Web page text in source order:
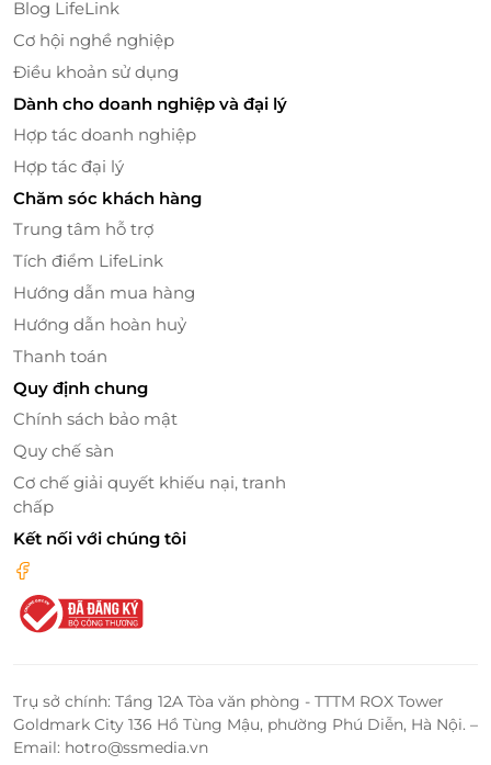
Thông tin rõ ràng, điều kiện sử dụng minh bạch.
Tổng đài hỗ trợ luôn sẵn sàng, giải đáp trong mọi
tình huống phát sinh.
Tặng quà chưa bao giờ dễ dàng đến thế
Bạn chỉ cần vài phút thao tác trên
trao một món quà đặc biệt tới người thân, bạn bè
hay đồng nghiệp. Thẻ quà tặng Vạn Vạn giúp bạn
không cần đắn đo chọn món, vẫn tạo nên buổi gặp
gỡ ấm áp, đong đầy ý nghĩa. Đặt ngay hôm nay để
Blog LifeLink
Cơ hội nghề nghiệp
Điều khoản sử dụng
Dành cho doanh nghiệp và đại lý
Hợp tác doanh nghiệp
Hợp tác đại lý
Chăm sóc khách hàng
Trung tâm hỗ trợ
Tích điểm LifeLink
Hướng dẫn mua hàng
Hướng dẫn hoàn huỷ
Thanh toán
Quy định chung
Chính sách bảo mật
Quy chế sàn
Cơ chế giải quyết khiếu nại, tranh
chấp
Kết nối với chúng tôi
Trụ sở chính: Tầng 12A Tòa văn phòng - TTTM ROX Tower
Goldmark City 136 Hồ Tùng Mậu, phường Phú Diễn, Hà Nội. –
Email: hotro@ssmedia.vn